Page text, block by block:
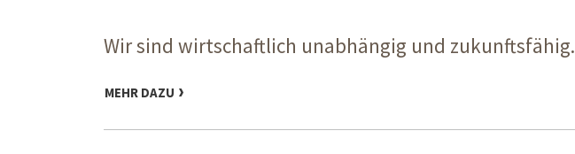
Wir sind wirtschaftlich unabhängig und zukunftsfähig.
MEHR DAZU